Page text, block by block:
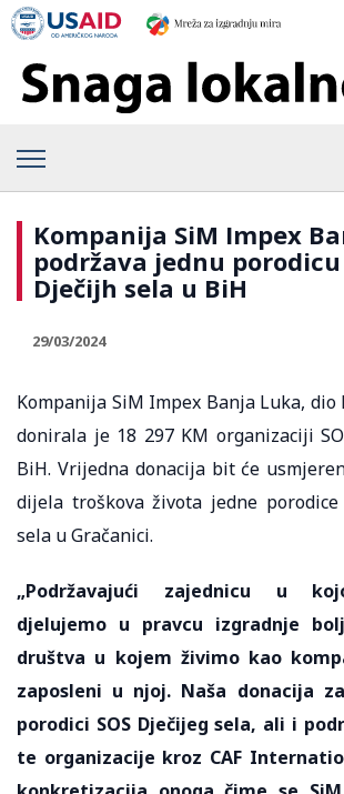
Kompanija SiM Impex
podržava jednu porodicu
Dječijh sela u BiH
29/03/2024
Kompanija SiM Impex Banja Luka, dio
donirala je 18 297 KM organizaciji
BiH. Vrijedna donacija bit će
dijela troškova života jedne
sela u Gračanici.
„Podržavajući zajednicu u
djelujemo u pravcu izgradnje
društva u kojem živimo kao
zaposleni u njoj. Naša donacija
porodici SOS Dječijeg sela, ali i
te organizacije kroz CAF